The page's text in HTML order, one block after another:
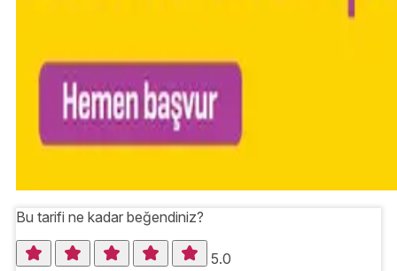
Bu tarifi ne kadar beğendiniz?
5.0